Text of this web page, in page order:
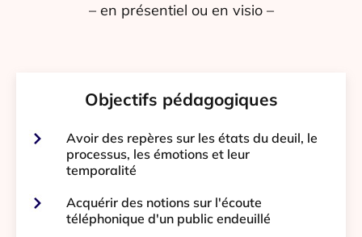
– en présentiel ou en visio –
Objectifs pédagogiques
Avoir des repères sur les états du deuil, le
processus, les émotions et leur
temporalité
Acquérir des notions sur l'écoute
téléphonique d'un public endeuillé